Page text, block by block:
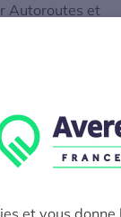
et vous
Autoroutes et
ces
les
souligne Florian
On
4